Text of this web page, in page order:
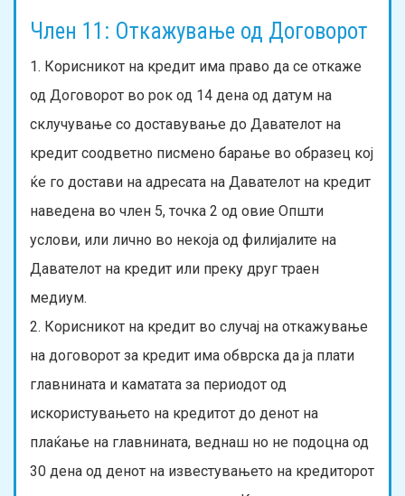
Член 11: Откажување од Договорот
1. Корисникот на кредит има право да се откаже
од Договорот во рок од 14 дена од датум на
склучување со доставување до Давателот на
кредит соодветно писмено барање во образец кој
ќе го достави на адресата на Давателот на кредит
наведена во член 5, точка 2 од овие Општи
услови, или лично во некоја од филијалите на
Давателот на кредит или преку друг траен
медиум.
2. Корисникот на кредит во случај на откажување
на договорот за кредит има обврска да ја плати
главнината и каматата за периодот од
искористувањето на кредитот до денот на
плаќање на главнината, веднаш но не подоцна од
30 дена од денот на известувањето на кредиторот